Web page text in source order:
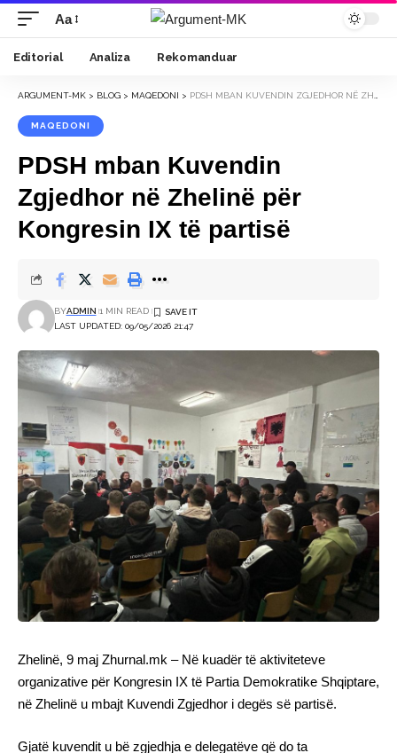
Font
Resizer
Aa
Editorial Analiza Rekomanduar
ARGUMENT-MK > BLOG > MAQEDONI > PDSH MBAN KUVENDIN ZGJEDHOR NË ZHELINË PËR KONGRESIN IX TË PARTISË
MAQEDONI
PDSH mban Kuvendin
Zgjedhor në Zhelinë për
Kongresin IX të partisë
LAST UPDATED: 09/05/2026 21:47
BYADMIN 1 MIN READ
Zhelinë, 9 maj Zhurnal.mk – Në kuadër të aktiviteteve
organizative për Kongresin IX të Partia Demokratike Shqiptare,
në Zhelinë u mbajt Kuvendi Zgjedhor i degës së partisë.
Gjatë kuvendit u bë zgjedhja e delegatëve që do ta